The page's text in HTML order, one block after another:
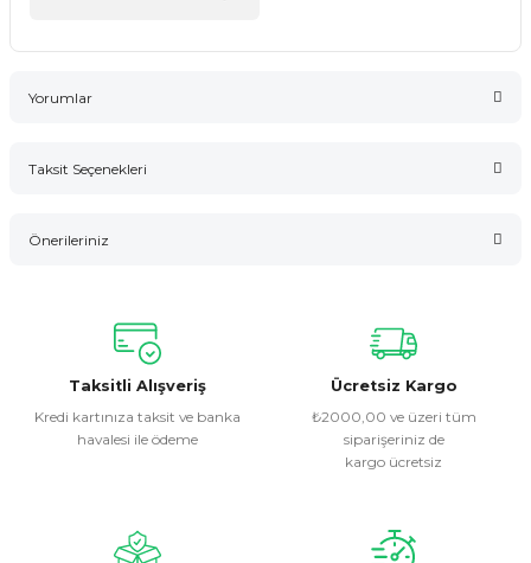
Yorumlar
Taksit Seçenekleri
Önerileriniz
konularda yetersiz gördüğünüz noktaları öneri formunu
kullanarak tarafımıza iletebilirsiniz.
Görüş ve önerileriniz için teşekkür ederiz.
Ürün resmi kalitesiz, bozuk veya görüntülenemiyor.
Ürün fiyatı diğer sitelerden daha pahalı.
Taksitli Alışveriş
Kredi kartınıza taksit ve banka
havalesi ile ödeme
Ücretsiz Kargo
₺2000,00 ve üzeri tüm
siparişeriniz de
kargo ücretsiz